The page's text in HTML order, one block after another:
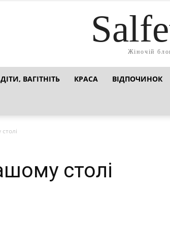
Жіночій
ДІТИ, ВАГІТНІТЬ КРАСА ВІДПОЧИНОК
столі